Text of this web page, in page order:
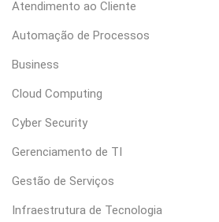
Atendimento ao Cliente
Automação de Processos
Business
Cloud Computing
Cyber Security
Gerenciamento de TI
Gestão de Serviços
Infraestrutura de Tecnologia